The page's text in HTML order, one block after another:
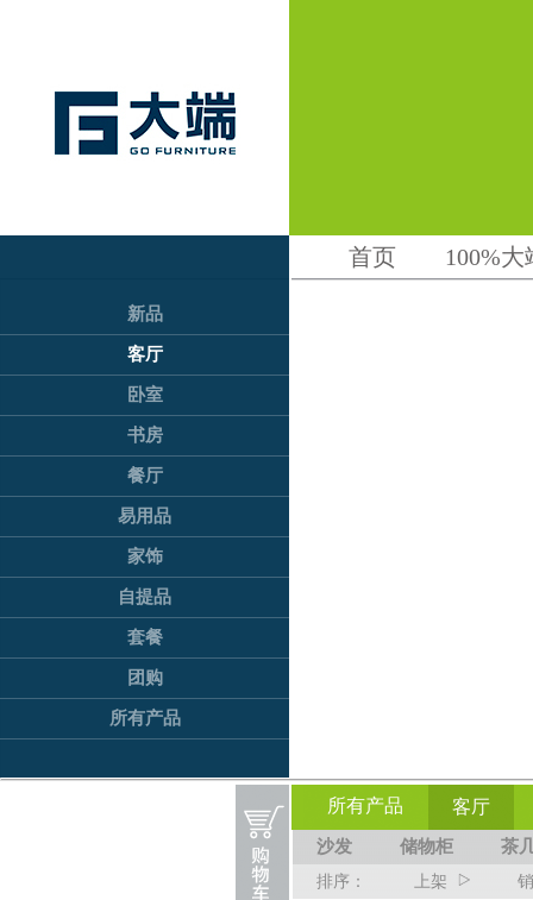
首页 100%大
新品
客厅
卧室
书房
餐厅
易用品
家饰
自提品
套餐
团购
所有产品
所有产品 客厅
沙发 储物柜 茶
排序： 上架